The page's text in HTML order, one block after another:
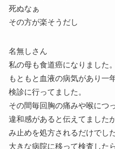
死ぬなぁ
その方が楽そうだし
名無しさん
私の母も食道癌になりました。
もともと血液の病気があり一
検診に行ってました。
その間毎回胸の痛みや喉につ
違和感があると伝えてました
み止めを処方されるだけでした
大きな病院に移って検査した